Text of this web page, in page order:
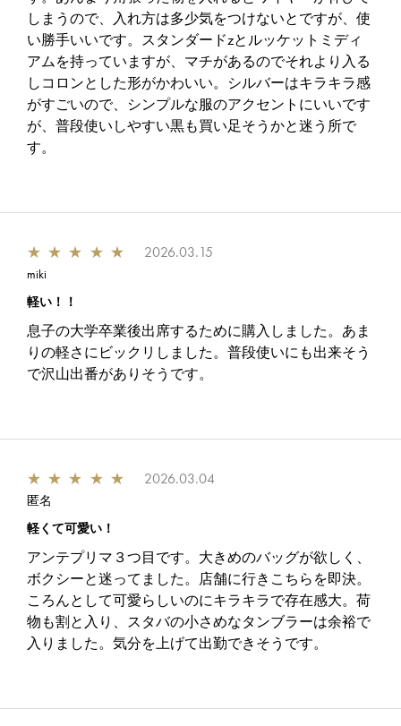
しまうので、入れ方は多少気をつけないとですが、使
い勝手いいです。スタンダードzとルッケットミディ
アムを持っていますが、マチがあるのでそれより入る
しコロンとした形がかわいい。シルバーはキラキラ感
がすごいので、シンプルな服のアクセントにいいです
が、普段使いしやすい黒も買い足そうかと迷う所で
す。
★ ★ ★ ★ ★ 2026.03.15
miki
軽い！！
息子の大学卒業後出席するために購入しました。あま
りの軽さにビックリしました。普段使いにも出来そう
で沢山出番がありそうです。
★ ★ ★ ★ ★ 2026.03.04
匿名
軽くて可愛い！
アンテプリマ３つ目です。大きめのバッグが欲しく、
ボクシーと迷ってました。店舗に行きこちらを即決。
ころんとして可愛らしいのにキラキラで存在感大。荷
物も割と入り、スタバの小さめなタンブラーは余裕で
入りました。気分を上げて出勤できそうです。